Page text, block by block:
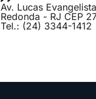
Av. Lucas
Redonda - RJ CEP
Tel.: (24) 3344-1412